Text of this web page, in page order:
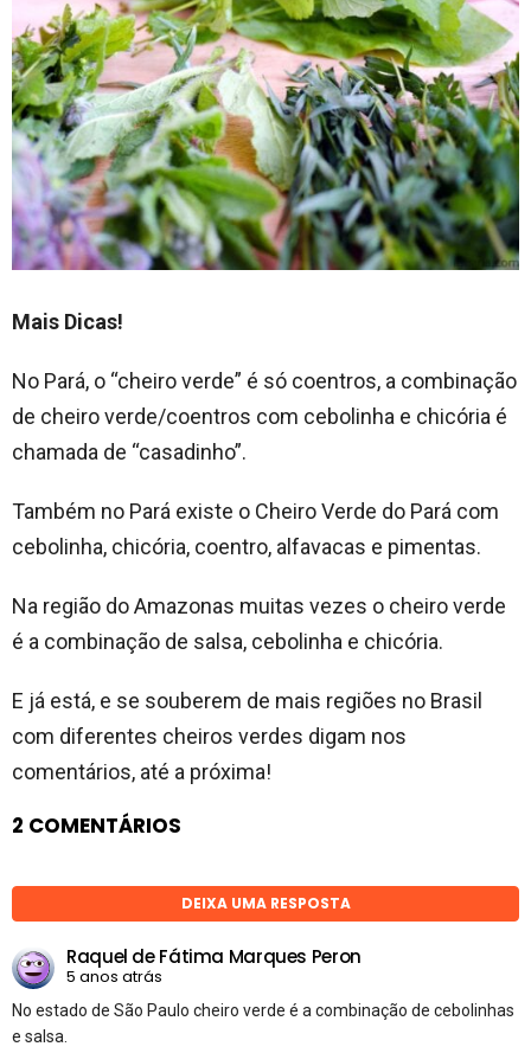
Mais Dicas!
No Pará, o “cheiro verde” é só coentros, a combinação
de cheiro verde/coentros com cebolinha e chicória é
chamada de “casadinho”.
Também no Pará existe o Cheiro Verde do Pará com
cebolinha, chicória, coentro, alfavacas e pimentas.
Na região do Amazonas muitas vezes o cheiro verde
é a combinação de salsa, cebolinha e chicória.
E já está, e se souberem de mais regiões no Brasil
com diferentes cheiros verdes digam nos
comentários, até a próxima!
2 COMENTÁRIOS
DEIXA UMA RESPOSTA
Raquel de Fátima Marques Peron
5 anos atrás
No estado de São Paulo cheiro verde é a combinação de cebolinhas
e salsa.